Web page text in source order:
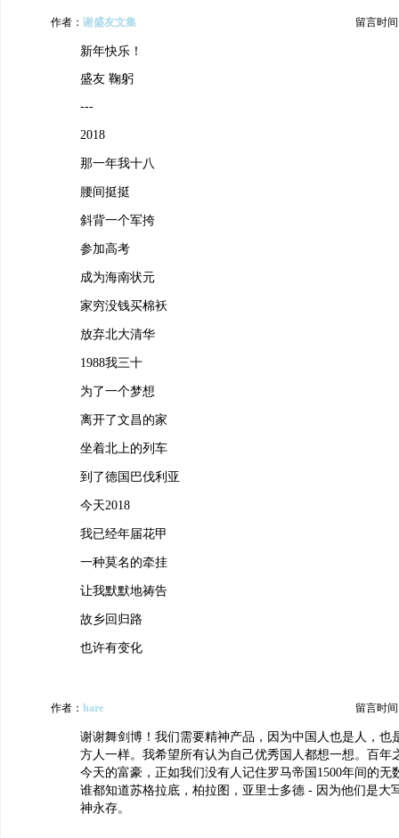
作者： 谢盛友文集 留言时间
新年快乐！
盛友 鞠躬
---
2018
那一年我十八
腰间挺挺
斜背一个军挎
参加高考
成为海南状元
家穷没钱买棉袄
放弃北大清华
1988我三十
为了一个梦想
离开了文昌的家
坐着北上的列车
到了德国巴伐利亚
今天2018
我已经年届花甲
一种莫名的牵挂
让我默默地祷告
故乡回归路
也许有变化
作者： hare 留言时间
谢谢舞剑博！我们需要精神产品，因为中国人也是人，也
方人一样。我希望所有认为自己优秀国人都想一想。百年
今天的富豪，正如我们没有人记住罗马帝国1500年间的无
谁都知道苏格拉底，柏拉图，亚里士多德 - 因为他们是大
神永存。